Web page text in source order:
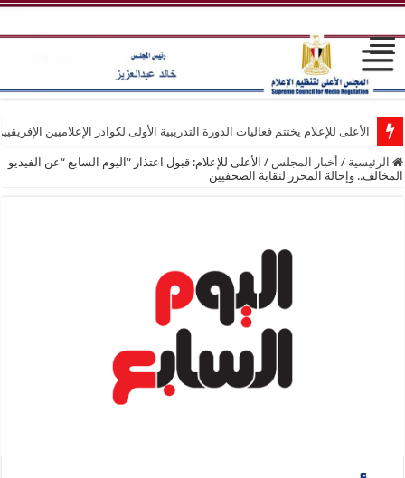
الأعلى للإعلام يختتم فعاليات الدورة التدريبية الأولى لكوادر الإعلاميين
الرئيسية / أخبار المجلس / الأعلى للإعلام: قبول اعتذار “اليوم السابع “عن الفيديو
المخالف.. وإحالة المحرر لنقابة الصحفيين